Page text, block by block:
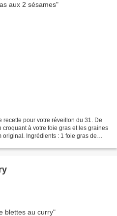
recette pour votre réveillon du 31. De
à votre foie gras et les graines
Ingrédients : 1 foie gras de